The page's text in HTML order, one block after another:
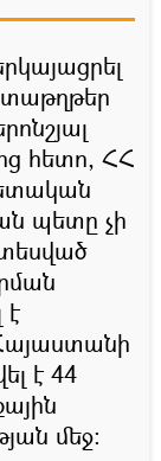
հետո, ՀՀ
պետը չի
է
է 44
մեջ։